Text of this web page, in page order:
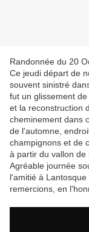
Randonnée du 20
Ce jeudi départ de
souvent sinistré
fut un glissement
et la reconstruction
cheminement dans
de l'automne,
champignons et de
à partir du vallon de
Agréable journée
l'amitié à
remercions, en